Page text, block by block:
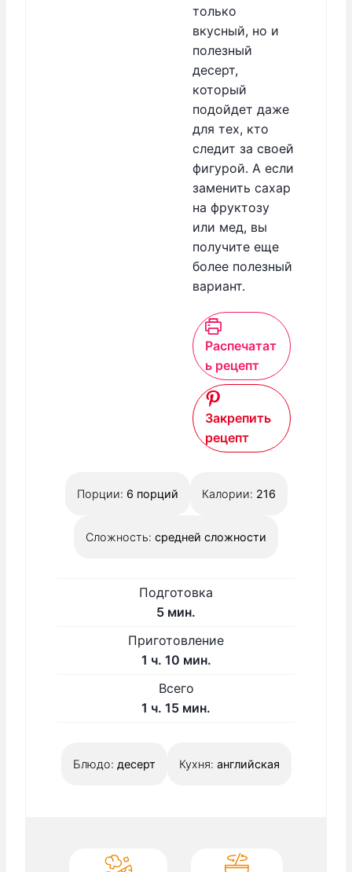
только
вкусный, но и
полезный
десерт,
который
подойдет даже
для тех, кто
следит за своей
фигурой. А если
заменить сахар
на фруктозу
или мед, вы
получите еще
более полезный
вариант.
Распечатат
ь рецепт
Закрепить
рецепт
Порции: 6 порций Калории: 216
Сложность: средней сложности
Подготовка
5м
т
мин.
Приготовление
1 чч. 10ммин.
Всего
1 чч. 15м
у
мин.
Блюдо: десерт Кухня: английская